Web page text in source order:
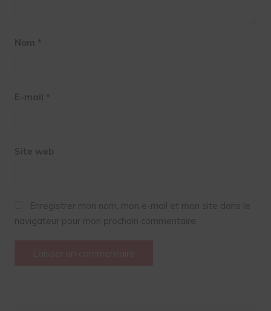
Nom *
E-mail *
Site web
Enregistrer mon nom, mon e-mail et mon site dans le
navigateur pour mon prochain commentaire.